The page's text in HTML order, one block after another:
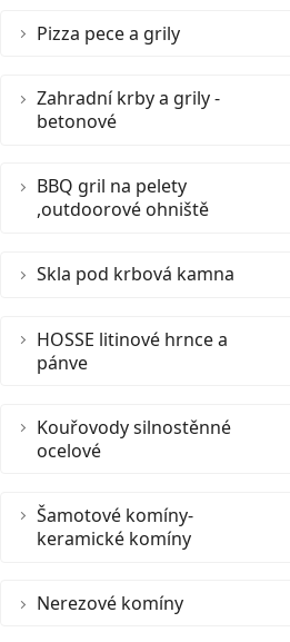
Pizza pece a grily
Zahradní krby a grily -
betonové
BBQ gril na pelety
,outdoorové ohniště
Skla pod krbová kamna
HOSSE litinové hrnce a
pánve
Kouřovody silnostěnné
ocelové
Šamotové komíny-
keramické komíny
Nerezové komíny